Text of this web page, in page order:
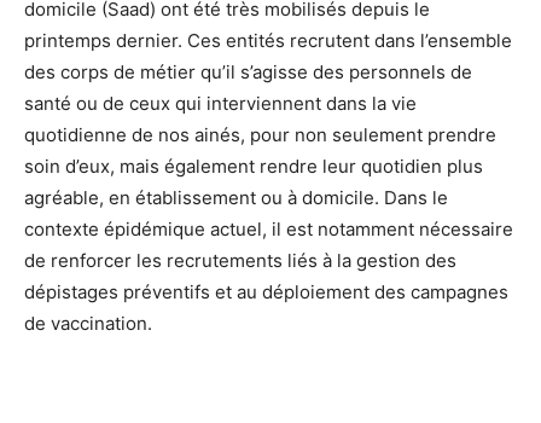
domicile (Saad) ont été très mobilisés depuis le
printemps dernier. Ces entités recrutent dans l’ensemble
des corps de métier qu’il s’agisse des personnels de
santé ou de ceux qui interviennent dans la vie
quotidienne de nos ainés, pour non seulement prendre
soin d’eux, mais également rendre leur quotidien plus
agréable, en établissement ou à domicile. Dans le
contexte épidémique actuel, il est notamment nécessaire
de renforcer les recrutements liés à la gestion des
dépistages préventifs et au déploiement des campagnes
de vaccination.